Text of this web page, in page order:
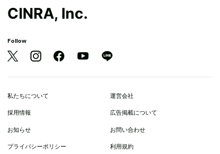
CINRA, Inc.
Follow
私たちについて 運営会社
採用情報 広告掲載について
お知らせ お問い合わせ
プライバシーポリシー 利用規約